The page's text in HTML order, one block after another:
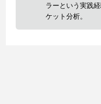
ラーという実践
ケット分析。